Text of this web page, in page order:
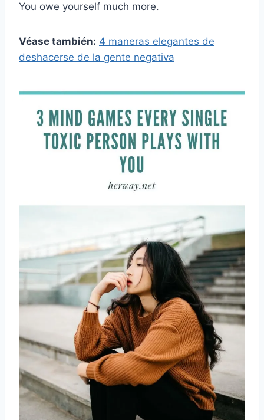
You owe yourself much more.
Véase también: 4 maneras elegantes de
deshacerse de la gente negativa